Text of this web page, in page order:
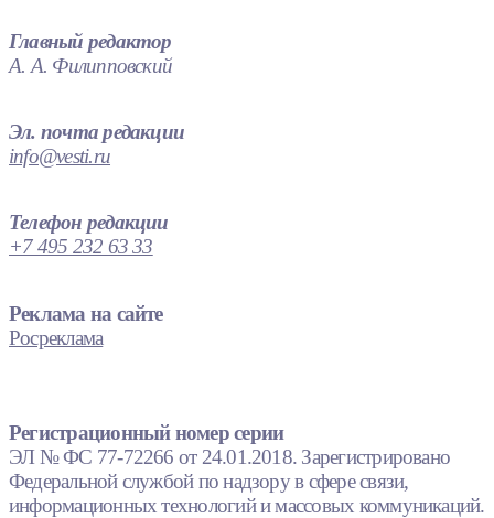
Главный редактор
А. А. Филипповский
Эл. почта редакции
info@vesti.ru
Телефон редакции
+7 495 232 63 33
Реклама на сайте
Росреклама
Регистрационный номер серии
ЭЛ № ФС 77-72266 от 24.01.2018. Зарегистрировано
Федеральной службой по надзору в сфере связи,
информационных технологий и массовых коммуникаций.